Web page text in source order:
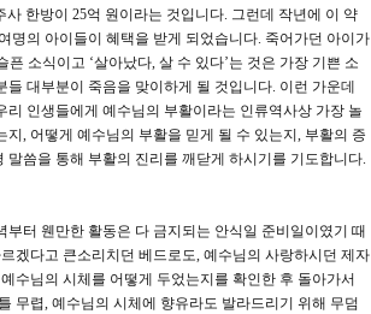
한방이 25억 원이라는 것입니다. 그런데 작년에 이 약
명의 아이들이 혜택을 받게 되었습니다. 죽어가던 아이가
소식이고 ‘살아났다, 살 수 있다’는 것은 가장 기쁜 소
대부분이 죽음을 맞이하게 될 것입니다. 이런 가운데
인생들에게 예수님의 부활이라는 인류역사상 가장 놀
, 어떻게 예수님의 부활을 믿게 될 수 있는지, 부활의 증
씀을 통해 부활의 진리를 깨닫게 하시기를 기도합니다.
터 웬만한 활동은 다 금지되는 안식일 준비일이였기 때
겠다고 큰소리치던 베드로도, 예수님의 사랑하시던 제자
수님의 시체를 어떻게 두었는지를 확인한 후 돌아가서
무렵, 예수님의 시체에 향유라도 발라드리기 위해 무덤